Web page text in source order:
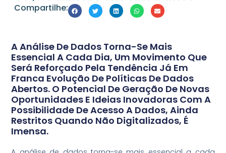
Compartilhe:
A Análise De Dados Torna-Se Mais
Essencial A Cada Dia, Um Movimento Que
Será Reforçado Pela Tendência Já Em
Franca Evolução De Políticas De Dados
Abertos. O Potencial De Geração De Novas
Oportunidades E Ideias Inovadoras Com A
Possibilidade De Acesso A Dados, Ainda
Restritos Quando Não Digitalizados, É
Imensa.